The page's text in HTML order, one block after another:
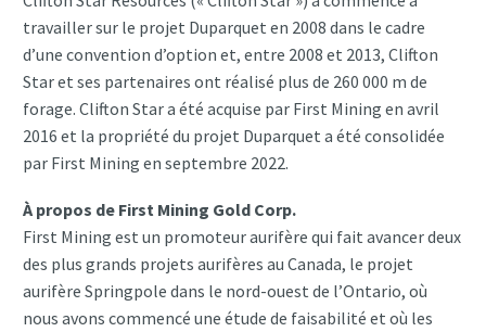
travailler sur le projet Duparquet en 2008 dans le cadre
d’une convention d’option et, entre 2008 et 2013, Clifton
Star et ses partenaires ont réalisé plus de 260 000 m de
forage. Clifton Star a été acquise par First Mining en avril
2016 et la propriété du projet Duparquet a été consolidée
par First Mining en septembre 2022.
À propos de First Mining Gold Corp.
First Mining est un promoteur aurifère qui fait avancer deux
des plus grands projets aurifères au Canada, le projet
aurifère Springpole dans le nord-ouest de l’Ontario, où
nous avons commencé une étude de faisabilité et où les